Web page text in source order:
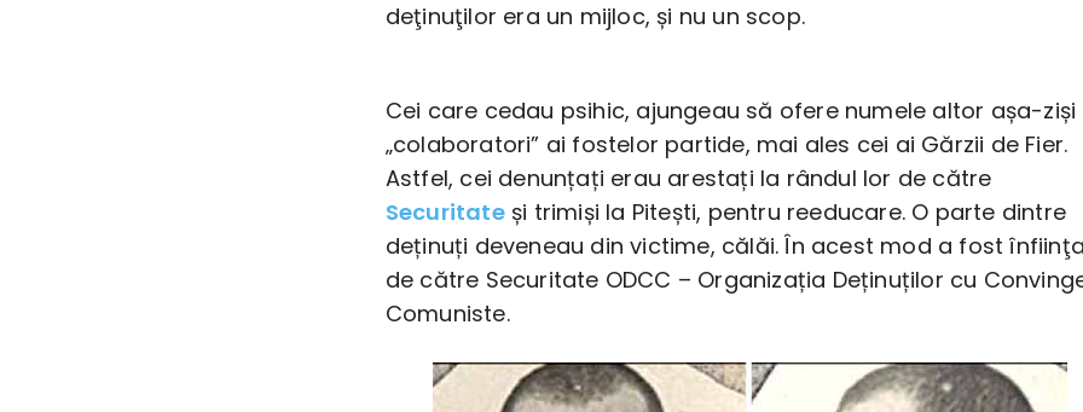
deţinuţilor era un mijloc, și nu un scop.
Cei care cedau psihic, ajungeau să ofere numele altor așa-ziși
„colaboratori” ai fostelor partide, mai ales cei ai Gărzii de Fier.
Astfel, cei denunțați erau arestați la rândul lor de către
Securitateși trimiși la Pitești, pentru reeducare. O parte dintre
deținuți deveneau din victime, călăi. În acest mod a fost
de către Securitate ODCC – Organizația Deținuților cu
Comuniste.